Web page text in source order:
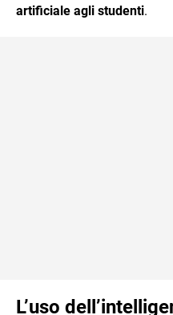
artificiale agli studenti.
L’uso